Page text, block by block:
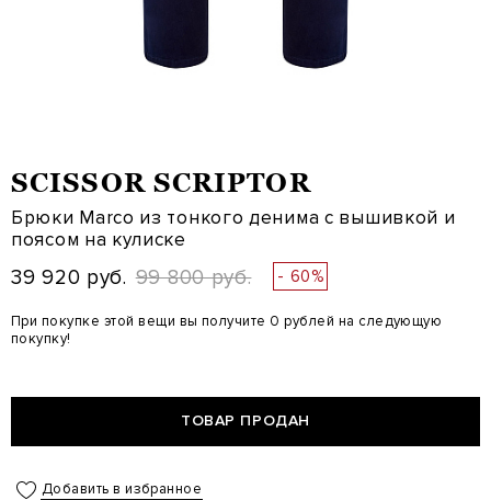
SCISSOR SCRIPTOR
Брюки Marco из тонкого денима с вышивкой и
поясом на кулиске
39 920 руб. 99 800 руб. - 60%
При покупке этой вещи вы получите 0 рублей на следующую
покупку!
ТОВАР ПРОДАН
Добавить в избранное